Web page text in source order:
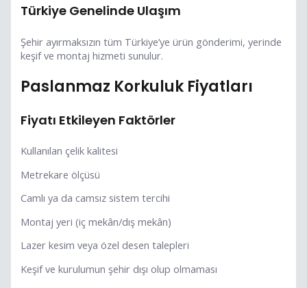
Türkiye Genelinde Ulaşım
Şehir ayırmaksızın tüm Türkiye’ye ürün gönderimi, yerinde
keşif ve montaj hizmeti sunulur.
Paslanmaz Korkuluk Fiyatları
Fiyatı Etkileyen Faktörler
Kullanılan çelik kalitesi
Metrekare ölçüsü
Camlı ya da camsız sistem tercihi
Montaj yeri (iç mekân/dış mekân)
Lazer kesim veya özel desen talepleri
Keşif ve kurulumun şehir dışı olup olmaması